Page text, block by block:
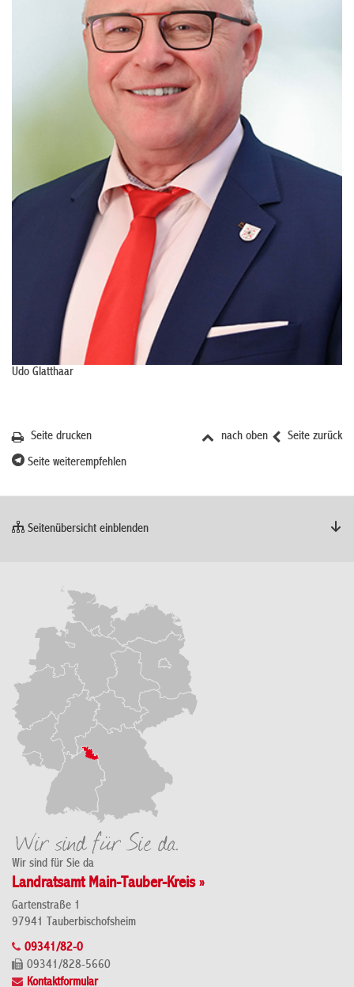
Udo Glatthaar
Seite zurück
nach oben
Seite drucken
Seite weiterempfehlen
Seitenübersicht einblenden
Wir sind für Sie da
Landratsamt Main-Tauber-Kreis »
Gartenstraße 1
97941 Tauberbischofsheim
09341/82-0
09341/828-5660
Kontaktformular